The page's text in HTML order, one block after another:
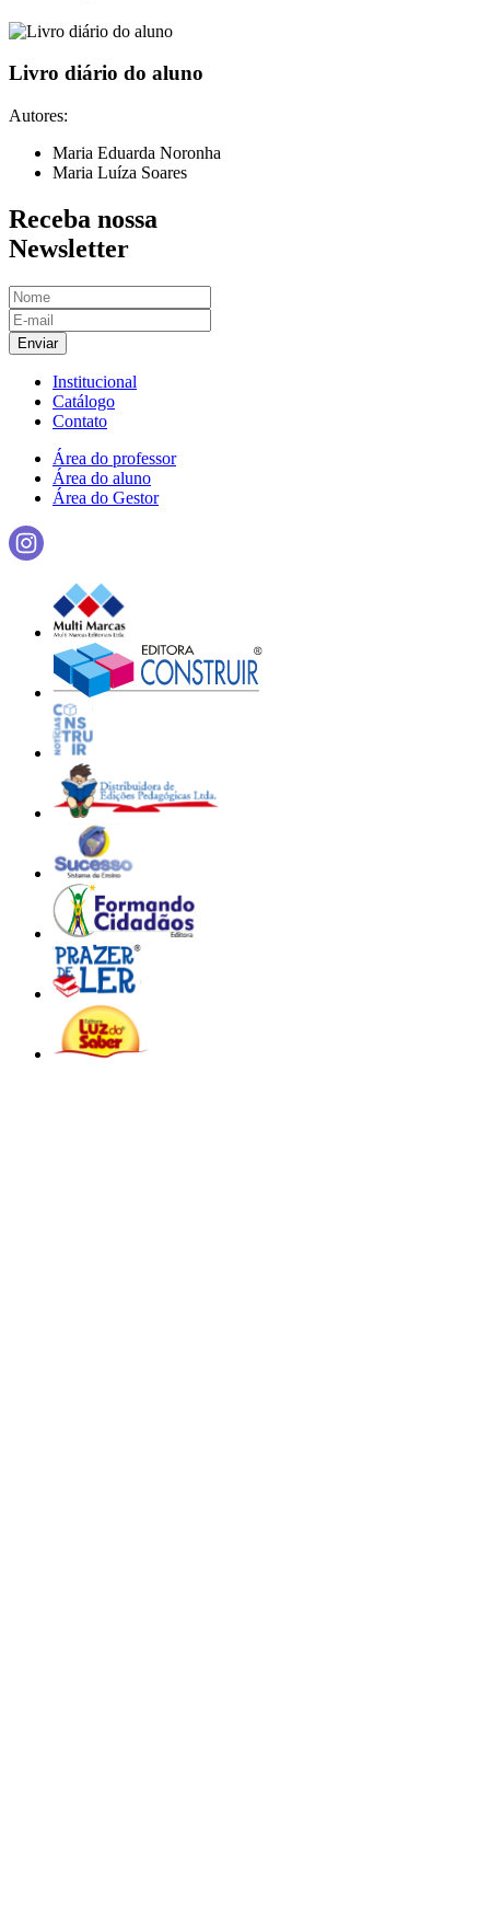
Livro diário do aluno
Autores:
Maria Eduarda Noronha
Maria Luíza Soares
Receba nossa
Newsletter
Enviar
Institucional
Catálogo
Contato
Área do professor
Área do aluno
Área do Gestor